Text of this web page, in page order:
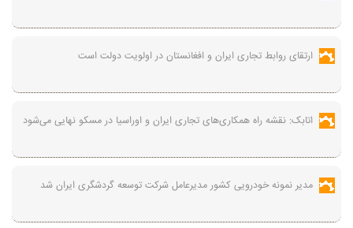
ارتقای روابط تجاری ایران و افغانستان در اولویت دولت است
اتابک: نقشه راه همکاری‌های تجاری ایران و اوراسیا در مسکو نهایی می‌شود
مدیر نمونه خودرویی کشور مدیرعامل شرکت توسعه گردشگری ایران شد